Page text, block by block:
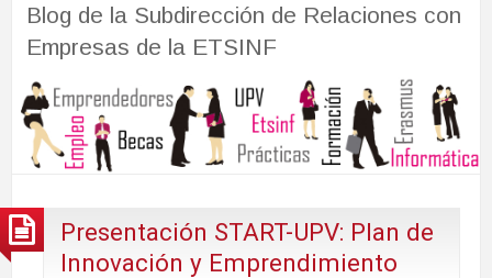
Blog de la Subdirección de Relaciones con
Empresas de la ETSINF
Presentación START-UPV: Plan de
Innovación y Emprendimiento